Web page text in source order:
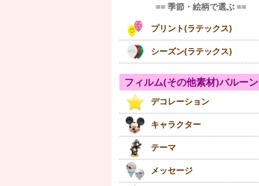
== 季節・絵柄で選ぶ ==
プリント(ラテックス)
シーズン(ラテックス)
フィルム(その他素材)バルーン
デコレーション
キャラクター
テーマ
メッセージ